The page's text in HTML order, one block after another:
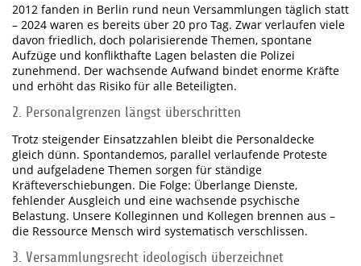
2012 fanden in Berlin rund neun Versammlungen täglich statt
– 2024 waren es bereits über 20 pro Tag. Zwar verlaufen viele
davon friedlich, doch polarisierende Themen, spontane
Aufzüge und konflikthafte Lagen belasten die Polizei
zunehmend. Der wachsende Aufwand bindet enorme Kräfte
und erhöht das Risiko für alle Beteiligten.
2. Personalgrenzen längst überschritten
Trotz steigender Einsatzzahlen bleibt die Personaldecke
gleich dünn. Spontandemos, parallel verlaufende Proteste
und aufgeladene Themen sorgen für ständige
Kräfteverschiebungen. Die Folge: Überlange Dienste,
fehlender Ausgleich und eine wachsende psychische
Belastung. Unsere Kolleginnen und Kollegen brennen aus –
die Ressource Mensch wird systematisch verschlissen.
3. Versammlungsrecht ideologisch überzeichnet